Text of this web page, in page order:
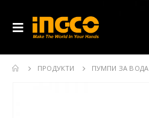
ПРОДУКТИ ПУМПИ ЗА ВОДА